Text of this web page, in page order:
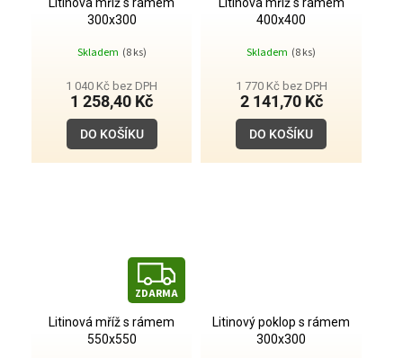
Litinová mříž s rámem
300x300
Skladem (8 ks)
1 040 Kč bez DPH
1 258,40 Kč
DO KOŠÍKU
Litinová mříž s rámem
400x400
Skladem (8 ks)
1 770 Kč bez DPH
2 141,70 Kč
DO KOŠÍKU
Z
D
ZDARMA
Litinová mříž s rámem
550x550
Litinový poklop s rámem
300x300